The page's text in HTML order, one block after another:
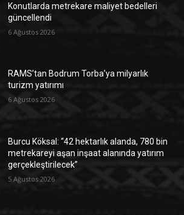
Konutlarda metrekare maliyet bedelleri
güncellendi
6 Ağustos 2026
RAMS’tan Bodrum Torba’ya milyarlık
turizm yatırımı
6 Ağustos 2026
Burcu Köksal: “42 hektarlık alanda, 780 bin
metrekareyi aşan inşaat alanında yatırım
gerçekleştirilecek”
5 Ağustos 2026